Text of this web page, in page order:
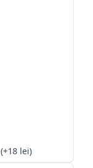
Kit cu 2 distanțiere metalice (+18 lei)